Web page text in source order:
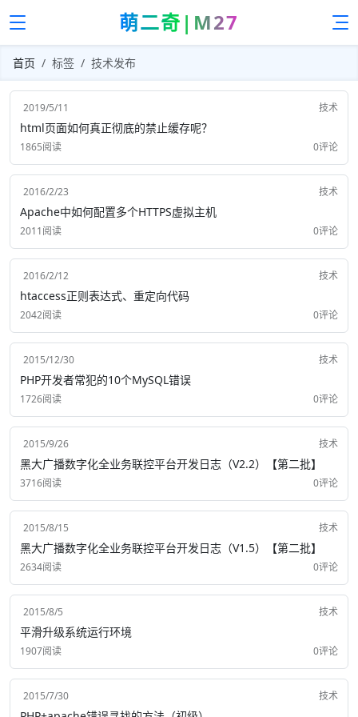
萌二奇|M27
首页 标签 技术发布
2019/5/11 技术
html页面如何真正彻底的禁止缓存呢？
1865阅读 0评论
2016/2/23 技术
Apache中如何配置多个HTTPS虚拟主机
2011阅读 0评论
2016/2/12 技术
htaccess正则表达式、重定向代码
2042阅读 0评论
2015/12/30 技术
PHP开发者常犯的10个MySQL错误
1726阅读 0评论
2015/9/26 技术
黑大广播数字化全业务联控平台开发日志（V2.2）【第二批】
3716阅读 0评论
2015/8/15 技术
黑大广播数字化全业务联控平台开发日志（V1.5）【第二批】
2634阅读 0评论
2015/8/5 技术
平滑升级系统运行环境
1907阅读 0评论
2015/7/30 技术